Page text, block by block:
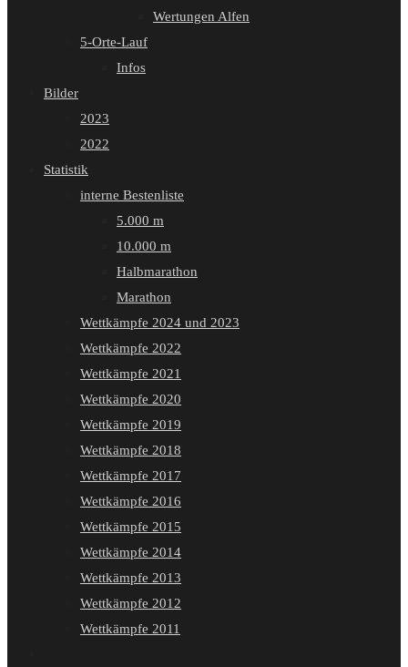
Wertungen Alfen
5-Orte-Lauf
Infos
Bilder
2023
2022
Statistik
interne Bestenliste
5.000 m
10.000 m
Halbmarathon
Marathon
Wettkämpfe 2024 und 2023
Wettkämpfe 2022
Wettkämpfe 2021
Wettkämpfe 2020
Wettkämpfe 2019
Wettkämpfe 2018
Wettkämpfe 2017
Wettkämpfe 2016
Wettkämpfe 2015
Wettkämpfe 2014
Wettkämpfe 2013
Wettkämpfe 2012
Wettkämpfe 2011